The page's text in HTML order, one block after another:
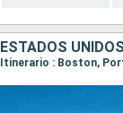
ESTADOS
Itinerario : Boston,